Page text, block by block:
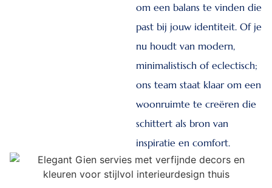
om een balans te vinden die
past bij jouw identiteit. Of je
nu houdt van modern,
minimalistisch of eclectisch;
ons team staat klaar om een
woonruimte te creëren die
schittert als bron van
inspiratie en comfort.